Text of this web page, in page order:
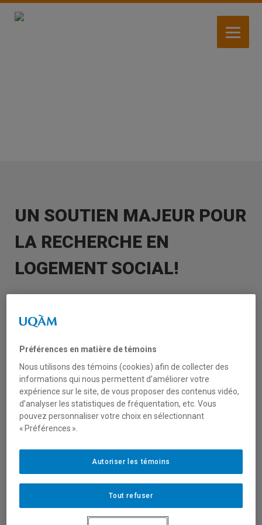
Aller
UN SOUTIEN MAJEUR POUR
LA RECHERCHE EN
LOGEMENT SOCIAL!
recherche de
membre du CRISES, qui a reçu un
financement de 327 308 $ du Conseil de
recherches en sciences humaines (CRSH)
pour son projet « Une bonne dose de
solidarité!: Recherche-action participative
avec des comités consultatifs de
promouvoir la solidarité au sein des
Préférences en matière de témoins
Nous utilisons des témoins (cookies) afin de collecter des
informations qui nous permettent d’améliorer votre
expérience sur le site, de vous proposer des contenus vidéo,
d’analyser les statistiques de fréquentation, etc. Vous
pouvez personnaliser votre choix en sélectionnant
« Préférences ».
Tout refuser
Autoriser les témoins